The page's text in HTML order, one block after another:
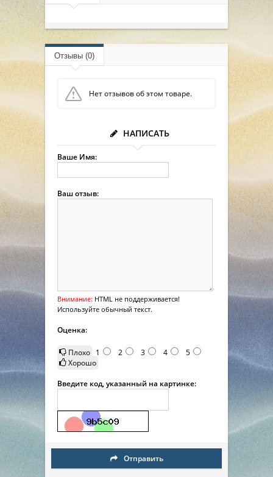
Отзывы (0)
Нет отзывов об этом товаре.
НАПИСАТЬ
Ваше Имя:
Ваш отзыв:
Внимание: HTML не поддерживается!
Используйте обычный текст.
Оценка:
Плохо 1 2 3 4
5
Хорошо
Введите код, указанный на картинке:
Отправить